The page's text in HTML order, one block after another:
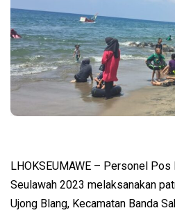
LHOKSEUMAWE – Personel
Seulawah 2023 melaksanakan
Ujong Blang, Kecamatan Banda